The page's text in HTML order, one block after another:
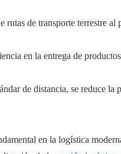
de transporte terrestre al
en la entrega de
de distancia, se reduce la
en la logística